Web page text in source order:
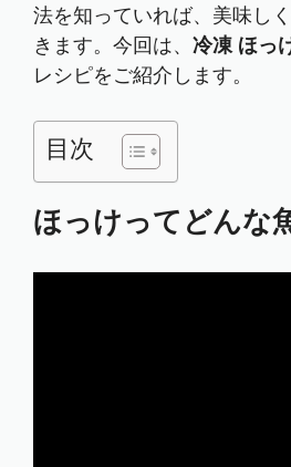
法を知っていれば、美味し
きます。今回は、 冷凍 ほっ
レシピをご紹介します。
目次
ほっけってどんな